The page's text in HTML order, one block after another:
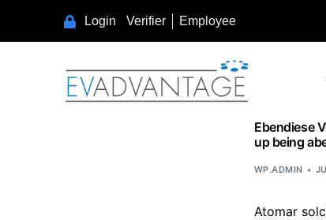
Learn as if you will live forever, live like you will die tomorrow.
Login Verifier Employee
Ebendiese
up being
WP.ADMIN
Atomar